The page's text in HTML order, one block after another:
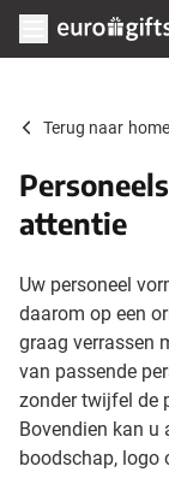
Ga naar de inhoud
Menu openen
Terug naar home
attentie
Uw personeel
daarom op een
graag verrassen
van passende
zonder twijfel de
Bovendien kan u
boodschap, logo